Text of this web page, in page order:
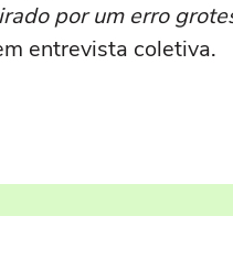
por um erro
entrevista coletiva.